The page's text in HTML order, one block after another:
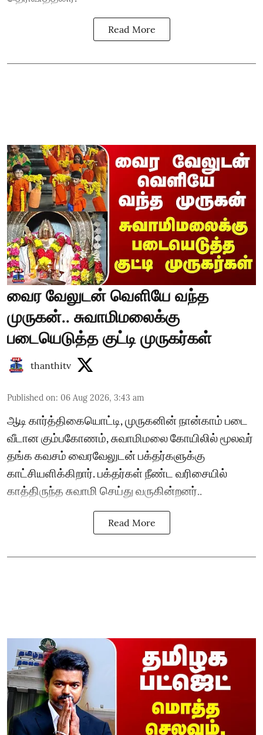
Read More
வைர வேலுடன் வெளியே வந்த
முருகன்.. சுவாமிமலைக்கு
படையெடுத்த குட்டி முருகர்கள்
thanthitv
Published on: 06 Aug 2026, 3:43 am
ஆடி கார்த்திகையொட்டி, முருகனின் நான்காம் படை
வீடான கும்பகோணம், சுவாமிமலை கோயிலில் மூலவர்
தங்க கவசம் வைரவேலுடன் பக்தர்களுக்கு
காட்சியளிக்கிறார். பக்தர்கள் நீண்ட வரிசையில்
காத்திருந்த சுவாமி செய்து வருகின்றனர்..
Read More